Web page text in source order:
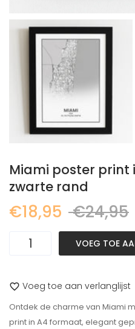
Miami poster print
zwarte rand
€18,95 €24,95
VOEG TOE
favorite_border Voeg toe aan verlanglijst
Ontdek de charme van Miami
print in A4 formaat, elegant